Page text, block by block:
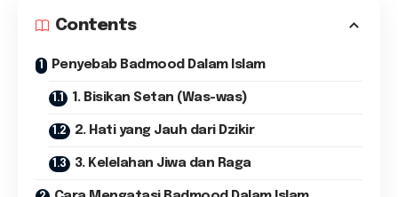
Contents
Penyebab Badmood Dalam Islam
1. Bisikan Setan (Was-was)
2. Hati yang Jauh dari Dzikir
3. Kelelahan Jiwa dan Raga